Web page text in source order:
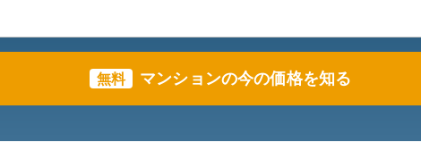
無料 マンションの今の価格を知る